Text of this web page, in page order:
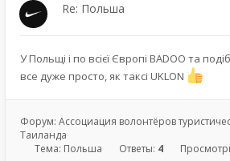
Re: Польша
У Польщі і по всієї Європі BADOO та
все дуже просто, як таксі UKLON
Форум: Ассоциация волонтёров
Таиланда
Тема: Польша Ответы: 4